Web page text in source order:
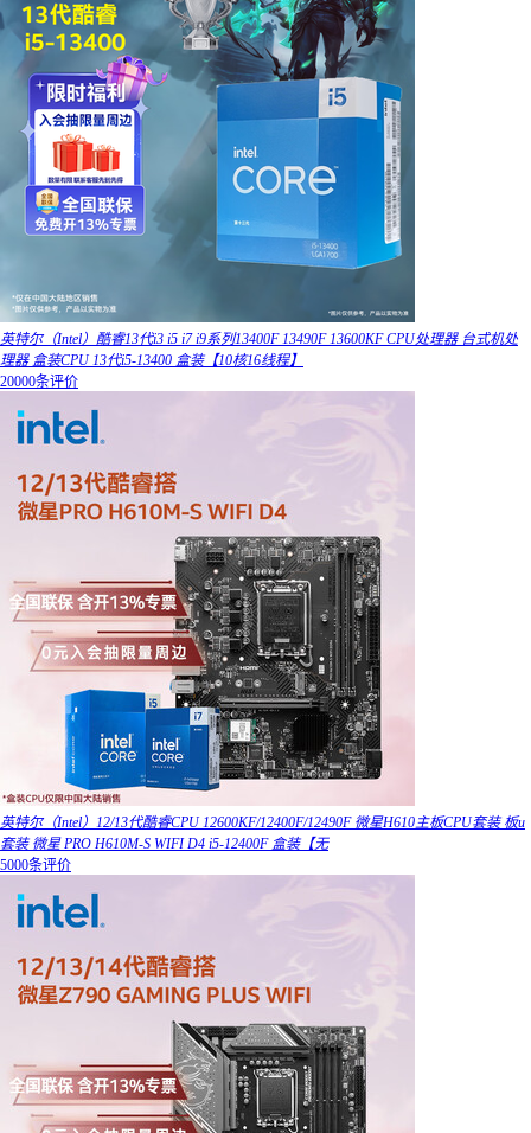
英特尔（Intel）酷睿13代i3 i5 i7 i9系列13400F 13490F 13600KF CPU处理器 台式机处
理器 盒装CPU 13代i5-13400 盒装【10核16线程】
20000条评价
英特尔（Intel）12/13代酷睿CPU 12600KF/12400F/12490F 微星H610主板CPU套装 板u
套装 微星 PRO H610M-S WIFI D4 i5-12400F 盒装【无
5000条评价